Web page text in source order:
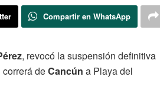
Compartir en WhatsApp
, revocó la suspensión definitiva
deCancún a Playa del